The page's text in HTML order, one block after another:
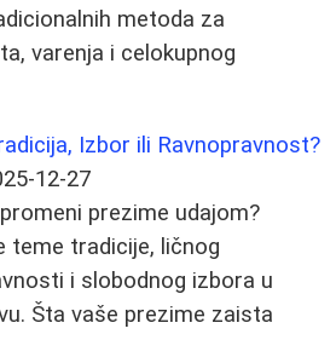
metoda za
varenja i celokupnog
Izbor ili Ravnopravnost?
12-27
prezime udajom?
teme tradicije, ličnog
i slobodnog izbora u
Šta vaše prezime zaista